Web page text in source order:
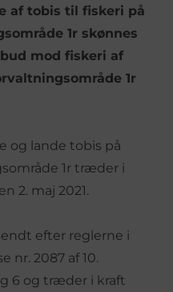
af tobis til fiskeri på
1r skønnes
mod fiskeri af
1r
og lande tobis på
1r træder i
2. maj 2021.
efter reglerne i
nr. 2087 af 10.
6 og træder i kraft